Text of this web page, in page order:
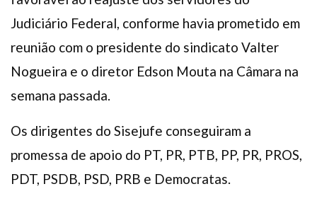
Judiciário Federal, conforme havia prometido em
reunião com o presidente do sindicato Valter
Nogueira e o diretor Edson Mouta na Câmara na
semana passada.
Os dirigentes do Sisejufe conseguiram a
promessa de apoio do PT, PR, PTB, PP, PR, PROS,
PDT, PSDB, PSD, PRB e Democratas.